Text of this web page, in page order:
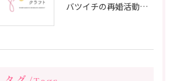
バツイチの再婚活動に成功するための戦略